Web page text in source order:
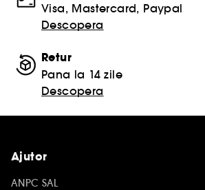
Visa, Mastercard, Paypal
Descopera
Retur
Pana la 14 zile
Descopera
Ajutor
ANPC SAL